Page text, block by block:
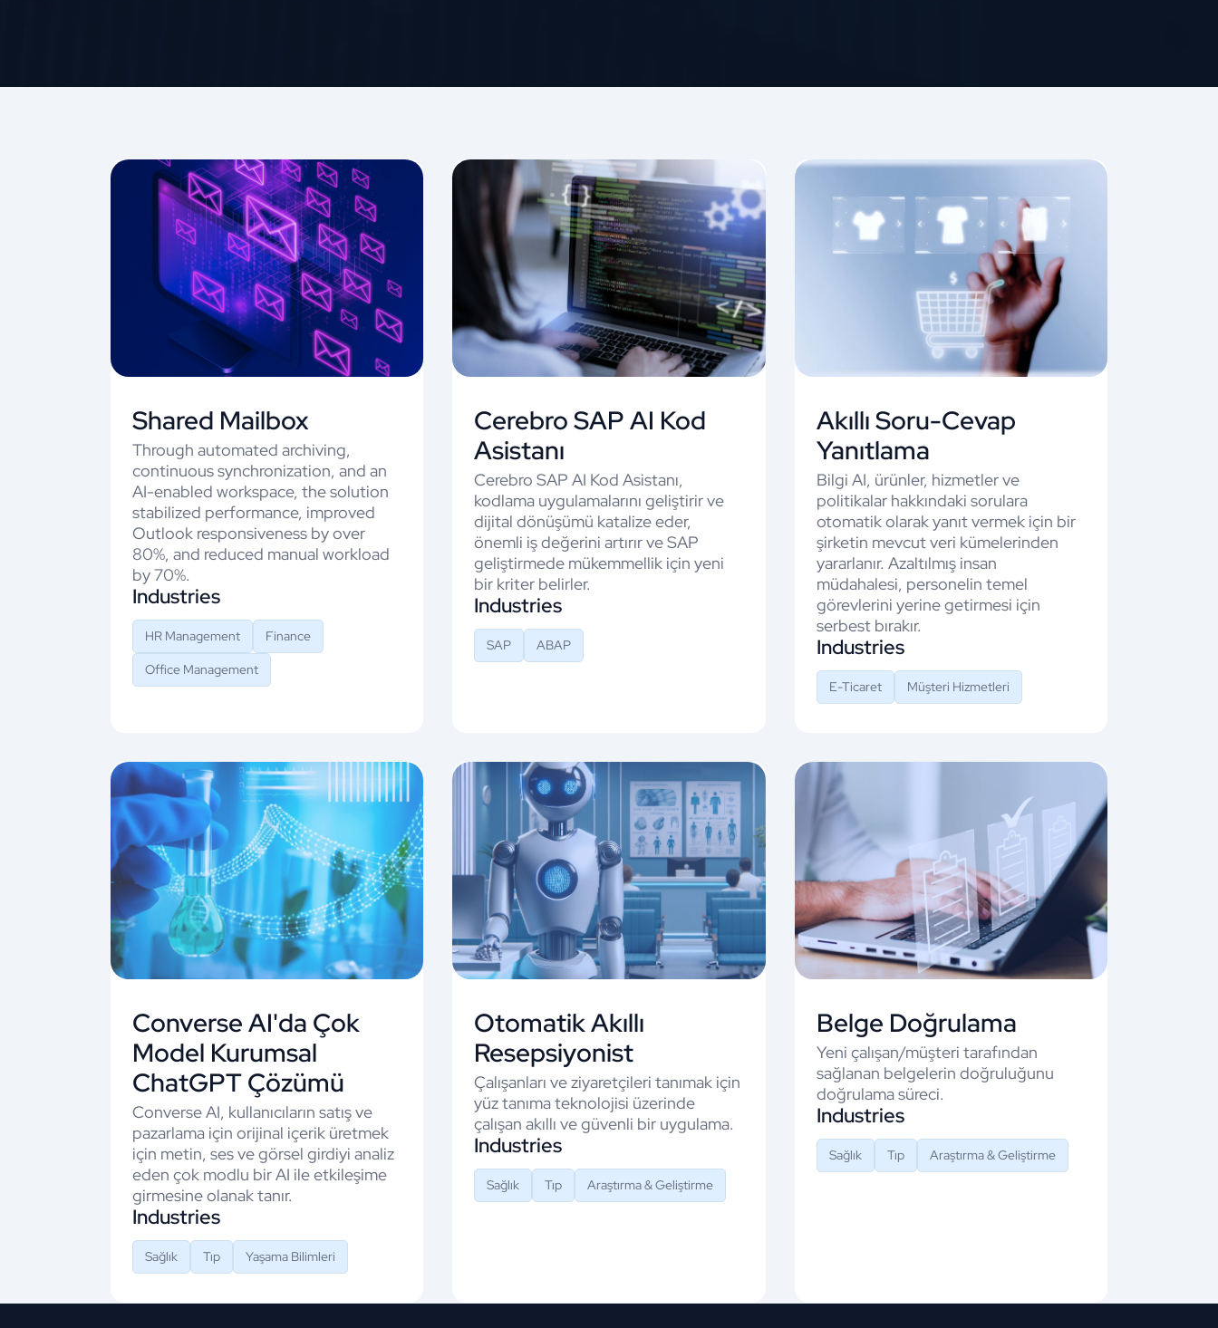
Shared Mailbox
Through automated archiving,
continuous synchronization, and an
AI-enabled workspace, the solution
stabilized performance, improved
Outlook responsiveness by over
80%, and reduced manual workload
by 70%.
Industries
HR Management Finance
Office Management
Cerebro SAP AI Kod
Asistanı
Cerebro SAP AI Kod Asistanı,
kodlama uygulamalarını geliştirir ve
dijital dönüşümü katalize eder,
önemli iş değerini artırır ve SAP
geliştirmede mükemmellik için yeni
bir kriter belirler.
Industries
SAP ABAP
Akıllı Soru-Cevap
Yanıtlama
Bilgi AI, ürünler, hizmetler ve
politikalar hakkındaki sorulara
otomatik olarak yanıt vermek için bir
şirketin mevcut veri kümelerinden
yararlanır. Azaltılmış insan
müdahalesi, personelin temel
görevlerini yerine getirmesi için
serbest bırakır.
Industries
E-Ticaret Müşteri Hizmetleri
Converse AI'da Çok
Model Kurumsal
ChatGPT Çözümü
Converse AI, kullanıcıların satış ve
pazarlama için orijinal içerik üretmek
için metin, ses ve görsel girdiyi analiz
eden çok modlu bir AI ile etkileşime
girmesine olanak tanır.
Industries
Sağlık Tıp Yaşama Bilimleri
Otomatik Akıllı
Resepsiyonist
Çalışanları ve ziyaretçileri tanımak için
yüz tanıma teknolojisi üzerinde
çalışan akıllı ve güvenli bir uygulama.
Industries
Sağlık Tıp Araştırma & Geliştirme
Belge Doğrulama
Yeni çalışan/müşteri tarafından
sağlanan belgelerin doğruluğunu
doğrulama süreci.
Industries
Sağlık Tıp Araştırma & Geliştirme